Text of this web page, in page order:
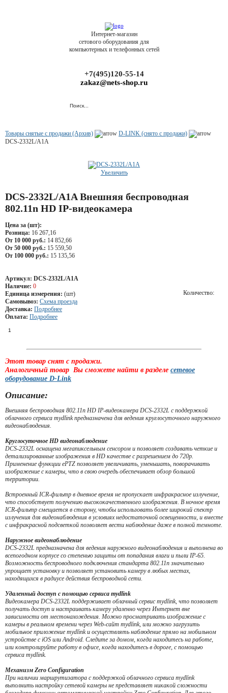
Интернет-магазин
сетового оборудования для
компьютерных и телефонных сетей
+7(495)120-55-14
zakaz@nets-shop.ru
Товары снятые с продажи (Архив)
D-LINK (снято с продажи)
DCS-2332L/A1A
Увеличить
DCS-2332L/A1A Внешняя беспроводная
802.11n HD IP-видеокамера
Цена за (шт):
Розница: 16 267,16
От 10 000 руб.: 14 852,66
От 50 000 руб.: 15 559,50
От 100 000 руб.: 15 135,56
Артикул: DCS-2332L/A1A
Наличие: 0
Единица измерения: (шт)
Самовывоз: Схема проезда
Доставка: Подробнее
Оплата: Подробнее
Количество:
Этот товар снят с продажи.
Аналогичный товар Вы сможете найти в разделе сетевое
оборудование D-Link
Описание:
Внешняя беспроводная 802.11n HD IP-видеокамера DCS-2332L с поддержкой
облачного сервиса mydlink предназначена для ведения круглосуточного наружного
видеонаблюдения.
Круглосуточное HD видеонаблюдение
DCS-2332L оснащена мегапиксельным сенсором и позволяет создавать четкие и
детализированные изображения в HD качестве с разрешением до 720p.
Применение функции ePTZ позволяет увеличивать, уменьшать, поворачивать
изображение с камеры, что в свою очередь обеспечивает обзор большой
территории.
Встроенный ICR-фильтр в дневное время не пропускает инфракрасное излучение,
что способствует получению высококачественного изображения. В ночное время
ICR-фильтр смещается в сторону, чтобы использовать более широкий спектр
излучения для видеонаблюдения в условиях недостаточной освещенности, и вместе
с инфракрасной подсветкой позволяет вести наблюдение даже в полной темноте.
Наружное видеонаблюдение
DCS-2332L предназначена для ведения наружного видеонаблюдения и выполнена во
всепогодном корпусе со степенью защиты от попадания влаги и пыли IP-65.
Возможность беспроводного подключения стандарта 802.11n значительно
упрощает установку и позволяет установить камеру в любых местах,
находящихся в радиусе действия беспроводной сети.
Удаленный доступ с помощью сервиса mydlink
Видеокамера DCS-2332L поддерживает облачный сервис mydlink, что позволяет
получать доступ и настраивать камеру удаленно через Интернет вне
зависимости от местонахождения. Можно просматривать изображение с
камеры в реальном времени через Web-сайт mydlink, или можно загрузить
мобильное приложение mydlink и осуществлять наблюдение прямо на мобильном
устройстве с iOS или Android. Следите за домом, когда находитесь на работе,
или контролируйте работу в офисе, когда находитесь в дороге, с помощью
сервиса mydlink.
Механизм Zero Configuration
При наличии маршрутизатора с поддержкой облачного сервиса mydlink
выполнить настройку сетевой камеры не представляет никакой сложности